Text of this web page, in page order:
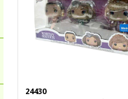
24430